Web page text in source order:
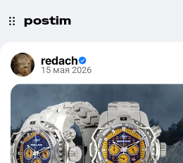
postim
redach
15 мая 2026